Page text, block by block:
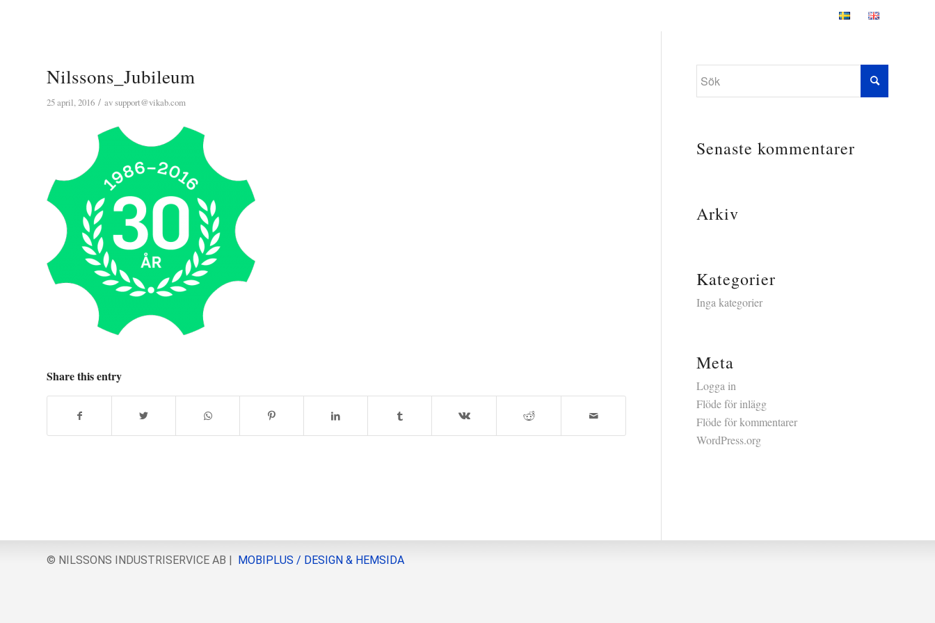
Nilssons_Jubileum
25 april, 2016 / avsupport@vikab.com
Share this entry
Senaste kommentarer
Arkiv
Kategorier
Inga kategorier
Meta
Logga in
Flöde för inlägg
Flöde för kommentarer
WordPress.org
© NILSSONS INDUSTRISERVICE AB | MOBIPLUS / DESIGN & HEMSIDA